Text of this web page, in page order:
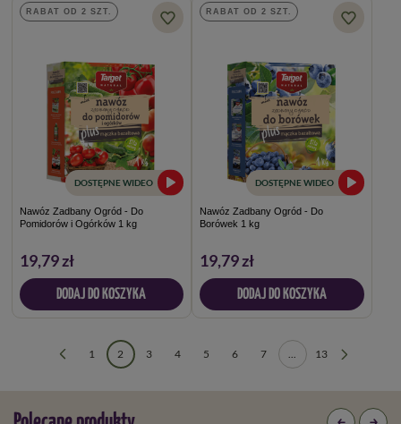
RABAT OD 2 SZT.
DOSTĘPNE WIDEO
Nawóz Zadbany Ogród - Do
Pomidorów i Ogórków 1 kg
19,79 zł
DODAJ DO KOSZYKA
RABAT OD 2 SZT.
DOSTĘPNE WIDEO
Nawóz Zadbany Ogród - Do
Borówek 1 kg
19,79 zł
DODAJ DO KOSZYKA
1 2 3 4 5 6 7 13